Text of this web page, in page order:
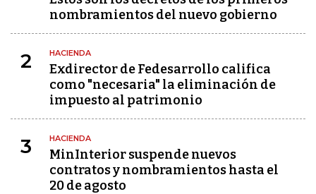
nombramientos del nuevo gobierno
2 HACIENDA
Exdirector de Fedesarrollo califica
como "necesaria" la eliminación de
impuesto al patrimonio
3 HACIENDA
MinInterior suspende nuevos
contratos y nombramientos hasta el
20 de agosto